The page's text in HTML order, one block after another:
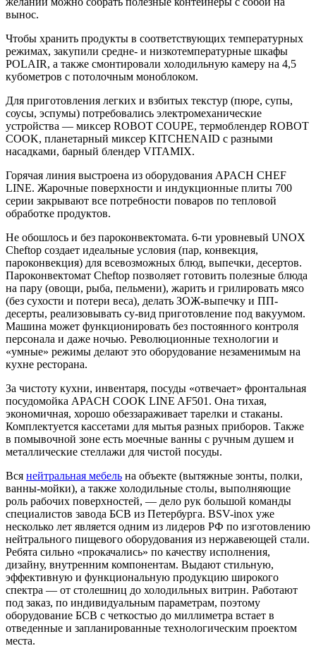
вынос.
Чтобы хранить продукты в соответствующих температурных
режимах, закупили средне- и низкотемпературные шкафы
POLAIR, а также смонтировали холодильную камеру на 4,5
кубометров с потолочным моноблоком.
Для приготовления легких и взбитых текстур (пюре, супы,
соусы, эспумы) потребовались электромеханические
устройства — миксер ROBOT COUPE, термоблендер ROBOT
COOK, планетарный миксер KITCHENAID с разными
насадками, барный блендер VITAMIX.
Горячая линия выстроена из оборудования APACH CHEF
LINE. Жарочные поверхности и индукционные плиты 700
серии закрывают все потребности поваров по тепловой
обработке продуктов.
Не обошлось и без пароконвектомата. 6-ти уровневый UNOX
Cheftop создает идеальные условия (пар, конвекция,
пароконвекция) для всевозможных блюд, выпечки, десертов.
Пароконвектомат Cheftop позволяет готовить полезные блюда
на пару (овощи, рыба, пельмени), жарить и грилировать мясо
(без сухости и потери веса), делать ЗОЖ-выпечку и ПП-
десерты, реализовывать су-вид приготовление под вакуумом.
Машина может функционировать без постоянного контроля
персонала и даже ночью. Революционные технологии и
«умные» режимы делают это оборудование незаменимым на
кухне ресторана.
За чистоту кухни, инвентаря, посуды «отвечает» фронтальная
посудомойка APACH COOK LINE AF501. Она тихая,
экономичная, хорошо обеззараживает тарелки и стаканы.
Комплектуется кассетами для мытья разных приборов. Также
в помывочной зоне есть моечные ванны с ручным душем и
металлические стеллажи для чистой посуды.
Вся нейтральная мебель на объекте (вытяжные зонты, полки,
ванны-мойки), а также холодильные столы, выполняющие
роль рабочих поверхностей, — дело рук большой команды
специалистов завода БСВ из Петербурга. BSV-inox уже
несколько лет является одним из лидеров РФ по изготовлению
нейтрального пищевого оборудования из нержавеющей стали.
Ребята сильно «прокачались» по качеству исполнения,
дизайну, внутренним компонентам. Выдают стильную,
эффективную и функциональную продукцию широкого
спектра — от столешниц до холодильных витрин. Работают
под заказ, по индивидуальным параметрам, поэтому
оборудование БСВ с четкостью до миллиметра встает в
отведенные и запланированные технологическим проектом
места.